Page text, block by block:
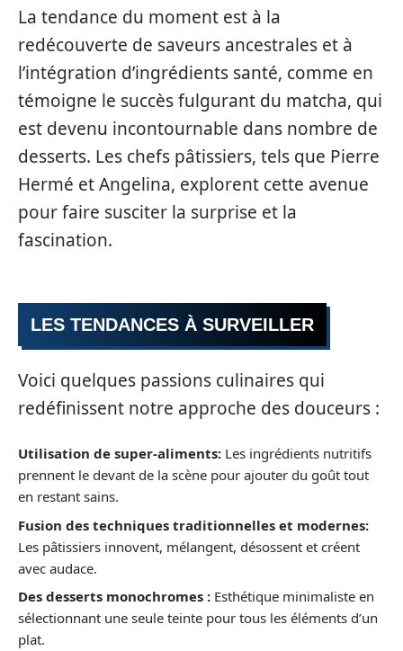
La tendance du moment est à la
redécouverte de saveurs ancestrales et à
l’intégration d’ingrédients santé, comme en
témoigne le succès fulgurant du matcha, qui
est devenu incontournable dans nombre de
desserts. Les chefs pâtissiers, tels que Pierre
Hermé et Angelina, explorent cette avenue
pour faire susciter la surprise et la
fascination.
LES TENDANCES À SURVEILLER
Voici quelques passions culinaires qui
redéfinissent notre approche des douceurs :
Utilisation de super-aliments: Les ingrédients nutritifs
prennent le devant de la scène pour ajouter du goût tout
en restant sains.
Fusion des techniques traditionnelles et modernes:
Les pâtissiers innovent, mélangent, désossent et créent
avec audace.
Des desserts monochromes : Esthétique minimaliste en
sélectionnant une seule teinte pour tous les éléments d’un
plat.